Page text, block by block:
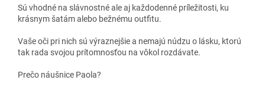
Sú vhodné na slávnostné ale aj každodenné príležitosti, ku
krásnym šatám alebo bežnému outfitu.
Vaše oči pri nich sú výraznejšie a nemajú núdzu o lásku, ktorú
tak rada svojou prítomnosťou na vôkol rozdávate.
Prečo náušnice Paola?